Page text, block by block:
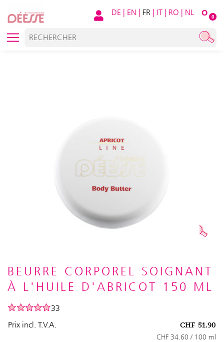
O 0
DE | EN | FR | IT | RO | NL
BEURRE CORPOREL SOIGNANT
À L'HUILE D'ABRICOT 150 ML
33
Prix incl. T.V.A.
CHF 51.90
CHF 34.60 / 100 ml